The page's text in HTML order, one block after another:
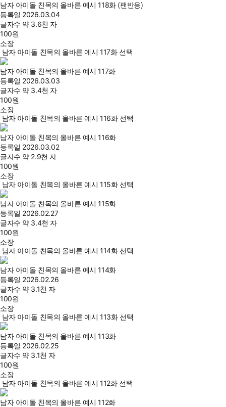
남자 아이돌 친목의 올바른 예시 118화 (팬반응)
등록일 2026.03.04
글자수 약 3.6천 자
100원
소장
남자 아이돌 친목의 올바른 예시 117화 선택
남자 아이돌 친목의 올바른 예시 117화
등록일 2026.03.03
글자수 약 3.4천 자
100원
소장
남자 아이돌 친목의 올바른 예시 116화 선택
남자 아이돌 친목의 올바른 예시 116화
등록일 2026.03.02
글자수 약 2.9천 자
100원
소장
남자 아이돌 친목의 올바른 예시 115화 선택
남자 아이돌 친목의 올바른 예시 115화
등록일 2026.02.27
글자수 약 3.4천 자
100원
소장
남자 아이돌 친목의 올바른 예시 114화 선택
남자 아이돌 친목의 올바른 예시 114화
등록일 2026.02.26
글자수 약 3.1천 자
100원
소장
남자 아이돌 친목의 올바른 예시 113화 선택
남자 아이돌 친목의 올바른 예시 113화
등록일 2026.02.25
글자수 약 3.1천 자
100원
소장
남자 아이돌 친목의 올바른 예시 112화 선택
남자 아이돌 친목의 올바른 예시 112화